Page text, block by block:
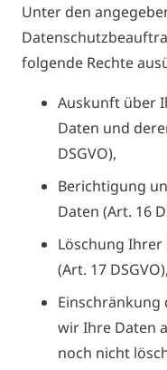
Unter den
folgende Rechte
Auskunft über
Daten und
DSGVO),
Berichtigung
Daten (Art. 16
Löschung
(Art. 17 DSGVO),
wir Ihre Daten
noch nicht